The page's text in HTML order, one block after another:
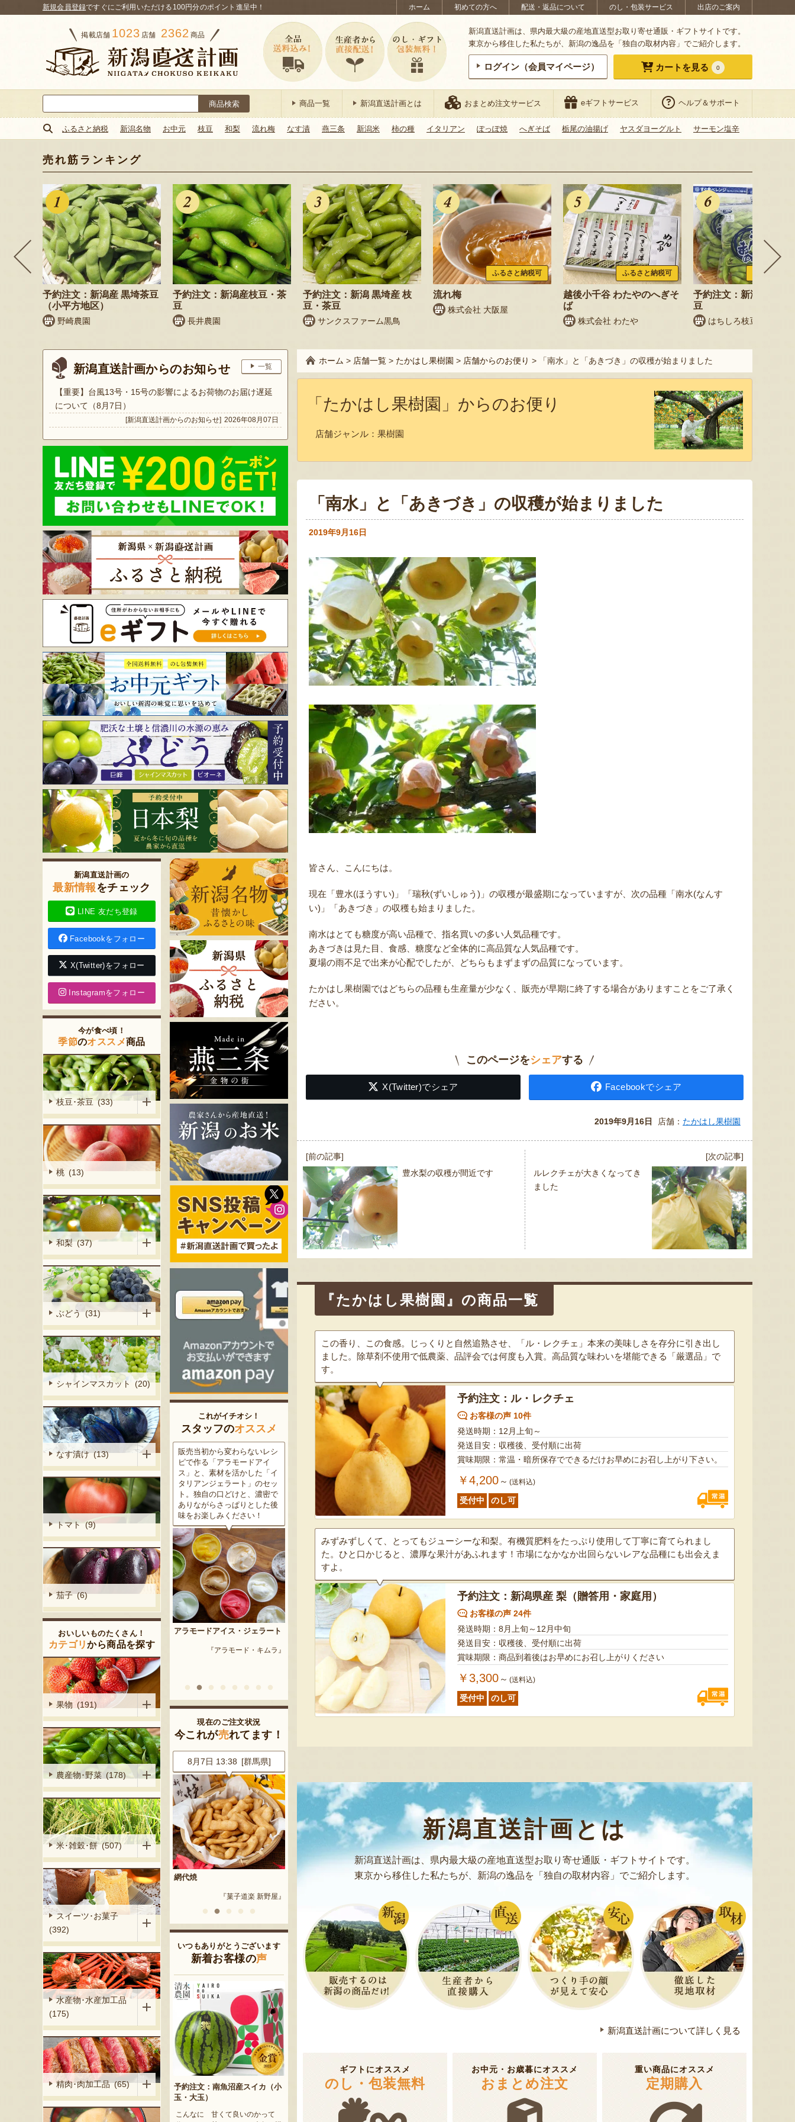
ホーム 初めての方へ 配送・返品について のし・包装サービス 出店のご案内
新規会員登録ですぐにご利用いただける100円分のポイント進呈中！
掲載店舗 1023 店舗 2362 商品
新潟直送計画は、県内最大級の産地直送型お取り寄せ通販・ギフトサイトです。
東京から移住した私たちが、新潟の逸品を「独自の取材内容」でご紹介します。
ログイン（会員マイページ） カートを見る 0
索:
商品一覧 新潟直送計画とは おまとめ注文サービス eギフトサービス ヘルプ＆サポート
ふるさと納税 新潟名物 お中元 枝豆 和梨 流れ梅 なす漬 燕三条 新潟米 柿の種 イタリアン ぽっぽ焼 へぎそば 栃尾の油揚げ ヤスダヨーグルト サーモン塩辛
売れ筋ランキング
予約注文：新潟産 黒埼茶豆
（小平方地区）
野崎農園
予約注文：新潟産枝豆・茶
豆
長井農園
予約注文：新潟 黒埼産 枝
豆・茶豆
サンクスファーム黒鳥
ふるさと納税可
流れ梅
株式会社 大阪屋
ふるさと納税可
越後小千谷 わたやのへぎそ
ば
株式会社 わたや
ふるさと納
予約注文：新潟産 枝豆
豆
はちしろ枝豆農園
新潟直送計画からのお知らせ 一覧
【重要】台風13号・15号の影響によるお荷物のお届け遅延
について（8月7日）
[新潟直送計画からのお知らせ] 2026年08月07日
ホーム > 店舗一覧 > たかはし果樹園 > 店舗からのお便り > 「南水」と「あきづき」の収穫が始まりました
「たかはし果樹園」からのお便り
店舗ジャンル： 果樹園
「南水」と「あきづき」の収穫が始まりました
2019年9月16日
皆さん、こんにちは。
現在「豊水(ほうすい)」「瑞秋(ずいしゅう)」の収穫が最盛期になっていますが、次の品種「南水(なんす
い)」「あきづき」の収穫も始まりました。
南水はとても糖度が高い品種で、指名買いの多い人気品種です。
あきづきは見た目、食感、糖度など全体的に高品質な人気品種です。
夏場の雨不足で出来が心配でしたが、どちらもまずまずの品質になっています。
たかはし果樹園ではどちらの品種も生産量が少なく、販売が早期に終了する場合がありますことをご了承く
ださい。
このページをシェアする
X(Twitter)でシェア Facebookでシェア
2019年9月16日 店舗： たかはし果樹園
投
稿
ナ
ビ
ゲ
ー
シ
ョ
[前の記事]
豊水梨の収穫が間近です
[次の記事]
ルレクチェが大きくなってき
ました
『たかはし果樹園』の商品一覧
この香り、この食感。じっくりと自然追熟させ、「ル・レクチェ」本来の美味しさを存分に引き出し
ました。除草剤不使用で低農薬、品評会では何度も入賞。高品質な味わいを堪能できる「厳選品」で
す。
予約注文：ル・レクチェ
お客様の声 10件
発送時期：12月上旬～
発送目安：収穫後、受付順に出荷
賞味期限：常温・暗所保存でできるだけお早めにお召し上がり下さい。
￥4,200 ～ (送料込)
受付中 のし可
みずみずしくて、とってもジューシーな和梨。有機質肥料をたっぷり使用して丁寧に育てられまし
た。ひと口かじると、濃厚な果汁があふれます！市場になかなか出回らないレアな品種にも出会えま
すよ。
予約注文：新潟県産 梨（贈答用・家庭用）
お客様の声 24件
発送時期：8月上旬～12月中旬
発送目安：収穫後、受付順に出荷
賞味期限：商品到着後はお早めにお召し上がりください
￥3,300 ～ (送料込)
受付中 のし可
新潟直送計画とは
新潟直送計画は、県内最大級の産地直送型お取り寄せ通販・ギフトサイトです。
東京から移住した私たちが、新潟の逸品を「独自の取材内容」でご紹介します。
新潟直送計画について詳しく見る
ギフトにオススメ
のし・包装無料
お中元・お歳暮にオススメ
おまとめ注文
重い商品にオススメ
定期購入
新潟直送計画の
最新情報をチェック
LINE 友だち登録
Facebookをフォロー
X(Twitter)をフォロー
Instagramをフォロー
今が食べ頃！
季節のオススメ商品
枝豆･茶豆 (33)
桃 (13)
和梨 (37)
ぶどう (31)
シャインマスカット (20)
なす漬け (13)
トマト (9)
茄子 (6)
おいしいものたくさん！
カテゴリから商品を探す
果物 (191)
農産物･野菜 (178)
米･雑穀･餅 (507)
スイーツ･お菓子
(392)
水産物･水産加工品
(175)
精肉･肉加工品 (65)
これがイチオシ！
スタッフのオススメ
販売当初から変わらないレシ
ピで作る「アラモードアイ
ス」と、素材を活かした「イ
タリアンジェラート」のセッ
ト。独自の口どけと、濃密で
ありながらさっぱりとした後
味をお楽しみください！
アラモードアイス・ジェラート
『アラモード・キムラ』
この道50年の大ベテラン農家
が育てた美味しい新潟枝豆・
茶豆！手塩にかけて育てた枝
豆の甘味と深い香り、コクの
ある旨味を是非一度お試し下
さい。お中元にもオススメ！
予約注文：新潟産 枝豆・茶豆
新潟の夏と言えば大阪屋の流
れ梅！国産の梅果汁とくずき
り風のゼリーの相性が抜群。
爽やかな甘みとツルッとした
食感は一度食べたらクセにな
るはず！お中元にも喜ばれる
こと間違い無し！
『株式会社 大阪屋』
魚沼市だけで作られている
「深雪なす」を使ったなす漬
け。しっかりとした塩味が好
評で、地元の直売所で大人気
の商品です。夏はもちろん、
甘みがのった秋なすは特に絶
品。新米との相性も抜群で
予約注文：魚沼の定番 まるつた
のなす漬け 深雪なす
太田農園が手塩にかけて育て
たアールスメロン！イギリス
く、「メロンの王様」とも呼
予約注文：新潟産 アールスメロ
ン（盆メロン）
『情熱野菜の太田農園』
新潟市江南区で育てられた和
梨。有機質肥料と、すべての
い姿を持つ梨が生み出されま
す。「愛甘水」や「王秋」な
現在のご注文状況
今これが売れてます！
『土田農園』
8月7日 13:38 [群馬県]
網代焼
『菓子道楽 新野屋』
8月7日 13:15 [神奈川県]
新潟産 黒埼茶豆（小平方地区）
『野崎農園』
新潟産 黒埼茶豆（小平方地区） 新潟産 黒埼茶豆（小平方地区） 梨（贈答用・家庭用） 網代焼
いつもありがとうございます
新着お客様の声
予約注文：南魚沼産スイカ（小
玉・大玉）
こんなに 甘くて良いのかって